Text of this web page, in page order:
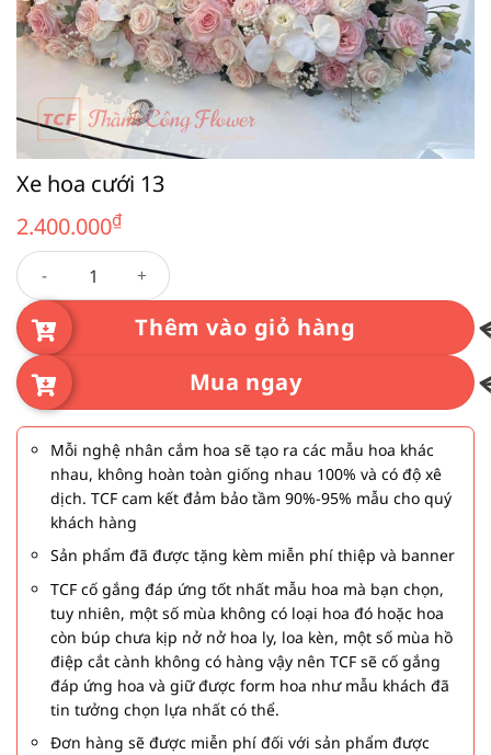
Xe hoa cưới 13
2.400.000₫
Xe hoa cưới 13 số lượng
Thêm vào giỏ hàng
Mua ngay
Mỗi nghệ nhân cắm hoa sẽ tạo ra các mẫu hoa khác
nhau, không hoàn toàn giống nhau 100% và có độ xê
dịch. TCF cam kết đảm bảo tầm 90%-95% mẫu cho quý
khách hàng
Sản phẩm đã được tặng kèm miễn phí thiệp và banner
TCF cố gắng đáp ứng tốt nhất mẫu hoa mà bạn chọn,
tuy nhiên, một số mùa không có loại hoa đó hoặc hoa
còn búp chưa kịp nở nở hoa ly, loa kèn, một số mùa hồ
điệp cắt cành không có hàng vậy nên TCF sẽ cố gắng
đáp ứng hoa và giữ được form hoa như mẫu khách đã
tin tưởng chọn lựa nhất có thể.
Đơn hàng sẽ được miễn phí đối với sản phẩm được